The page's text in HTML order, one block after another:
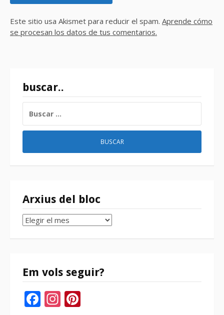
Este sitio usa Akismet para reducir el spam. Aprende cómo
se procesan los datos de tus comentarios.
buscar..
Arxius del bloc
Arxius
bloc
Em vols seguir?
Facebook
Instagram